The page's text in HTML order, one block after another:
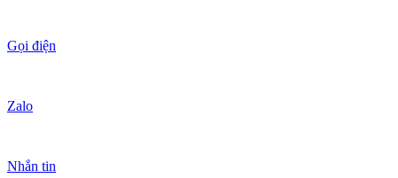
Gọi điện
Zalo
Nhắn tin